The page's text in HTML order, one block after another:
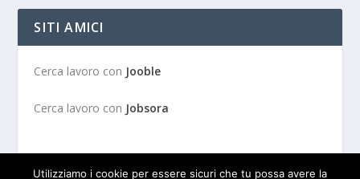
SITI AMICI
Cerca lavoro con Jooble
Cerca lavoro con Jobsora
Utilizziamo i cookie per essere sicuri che tu possa avere la